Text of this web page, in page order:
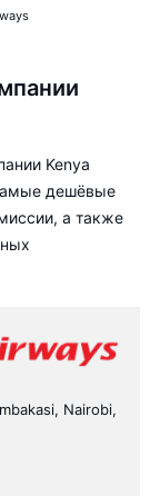
Kenya
дешёвые
а также
Nairobi,